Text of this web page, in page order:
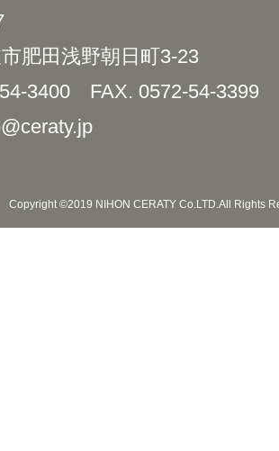
肥田浅野朝日町3-23
3400 FAX. 0572-54-3399
Copyright ©2019 NIHON CERATY Co.LTD.All Rights